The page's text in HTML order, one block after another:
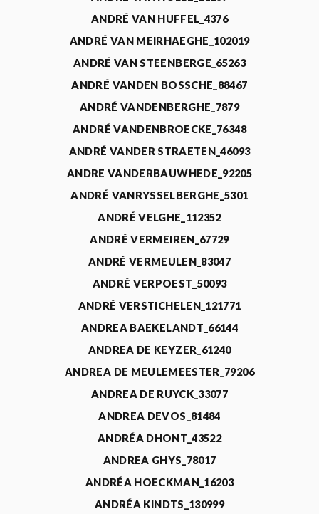
ANDRÉ VAN HUFFEL_4376
ANDRÉ VAN MEIRHAEGHE_102019
ANDRÉ VAN STEENBERGE_65263
ANDRÉ VANDEN BOSSCHE_88467
ANDRÉ VANDENBERGHE_7879
ANDRÉ VANDENBROECKE_76348
ANDRÉ VANDER STRAETEN_46093
ANDRE VANDERBAUWHEDE_92205
ANDRÉ VANRYSSELBERGHE_5301
ANDRÉ VELGHE_112352
ANDRÉ VERMEIREN_67729
ANDRÉ VERMEULEN_83047
ANDRÉ VERPOEST_50093
ANDRÉ VERSTICHELEN_121771
ANDREA BAEKELANDT_66144
ANDREA DE KEYZER_61240
ANDREA DE MEULEMEESTER_79206
ANDREA DE RUYCK_33077
ANDREA DEVOS_81484
ANDRÉA DHONT_43522
ANDREA GHYS_78017
ANDRÉA HOECKMAN_16203
ANDRÉA KINDTS_130999